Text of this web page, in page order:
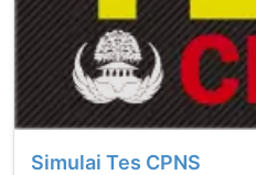
Simulai Tes CPNS